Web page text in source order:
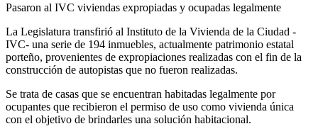
Pasaron al IVC viviendas expropiadas y ocupadas legalmente
La Legislatura transfirió al Instituto de la Vivienda de la Ciudad -
IVC- una serie de 194 inmuebles, actualmente patrimonio estatal
porteño, provenientes de expropiaciones realizadas con el fin de la
construcción de autopistas que no fueron realizadas.
Se trata de casas que se encuentran habitadas legalmente por
ocupantes que recibieron el permiso de uso como vivienda única
con el objetivo de brindarles una solución habitacional.